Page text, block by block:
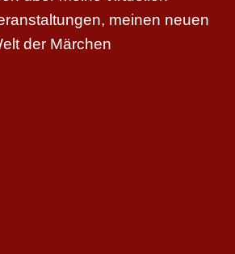
meinen neuen
der Märchen